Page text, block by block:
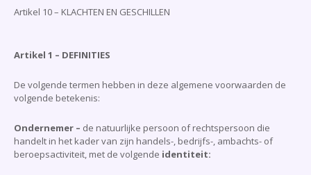
Artikel 10 – KLACHTEN EN GESCHILLEN
Artikel 1 – DEFINITIES
De volgende termen hebben in deze algemene voorwaarden de
volgende betekenis:
Ondernemer – de natuurlijke persoon of rechtspersoon die
handelt in het kader van zijn handels-, bedrijfs-, ambachts- of
beroepsactiviteit, met de volgende identiteit: